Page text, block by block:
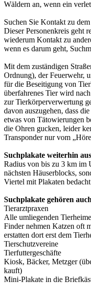
Wäldern an, wenn ein
Suchen Sie Kontakt zu
Dieser Personenkreis geht
wiederum Kontakt zu
wenn es darum geht,
Mit dem zuständigen
Ordnung), der Feuerwehr,
für die Beseitigung von
überfahrenes Tier wird
zur Tierkörperverwertung
davon auszugehen, dass
etwas von Tätowierungen
die Ohren gucken, leider
Transponder nur vom
Suchplakate weiterhin
Radius von bis zu 3 km im
nächsten Häuserblocks,
Viertel mit Plakaten
Suchplakate gehören
Tierarztpraxen
Alle umliegenden
Finder nehmen Katzen oft
erstatten dort erst dem
Tierschutzvereine
Tierfuttergeschäfte
Kiosk, Bäcker, Metzger
kauft)
Mini-Plakate in die